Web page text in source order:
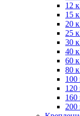
12
15
20
25
30
40
60
80